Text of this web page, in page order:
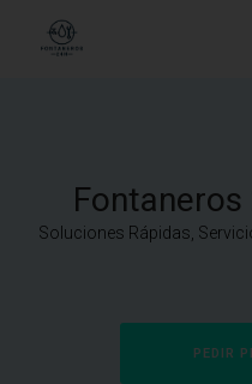
Fontaneros
Soluciones Rápidas,
PEDIR